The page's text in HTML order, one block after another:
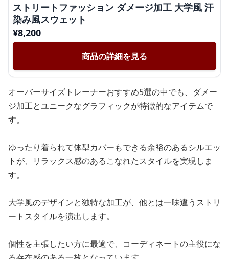
ストリートファッション ダメージ加工 大学風 汗
染み風スウェット
¥8,200
商品の詳細を見る
オーバーサイズトレーナーおすすめ5選の中でも、ダメー
ジ加工とユニークなグラフィックが特徴的なアイテムで
す。
ゆったり着られて体型カバーもできる余裕のあるシルエッ
トが、リラックス感のあるこなれたスタイルを実現しま
す。
大学風のデザインと独特な加工が、他とは一味違うストリ
ートスタイルを演出します。
個性を主張したい方に最適で、コーディネートの主役にな